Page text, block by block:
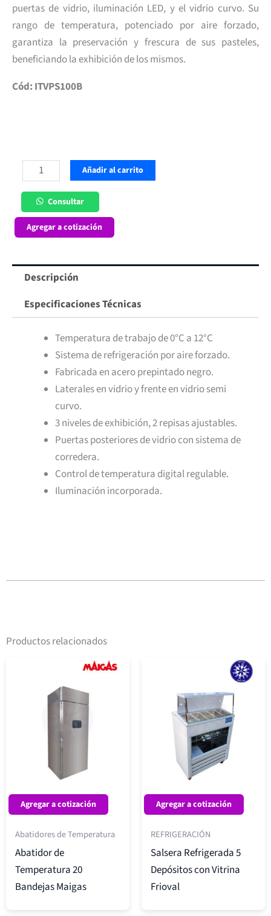
puertas de vidrio, iluminación LED, y el vidrio curvo. Su
rango de temperatura, potenciado por aire forzado,
garantiza la preservación y frescura de sus pasteles,
beneficiando la exhibición de los mismos.
Cód: ITVPS100B
Vitrina
Pastelera
lt
Sobremesa
Ita
cantidad
Añadir al carrito
Consultar
Agregar a cotización
Descripción
Especificaciones Técnicas
Temperatura de trabajo de 0°C a 12°C
Sistema de refrigeración por aire forzado.
Fabricada en acero prepintado negro.
Laterales en vidrio y frente en vidrio semi
curvo.
3 niveles de exhibición, 2 repisas ajustables.
Puertas posteriores de vidrio con sistema de
corredera.
Control de temperatura digital regulable.
Iluminación incorporada.
Productos relacionados
Agregar a cotización
Abatidores de Temperatura
Abatidor de
Temperatura 20
Bandejas Maigas
Agregar a cotización
REFRIGERACIÓN
Salsera Refrigerada 5
Depósitos con Vitrina
Frioval